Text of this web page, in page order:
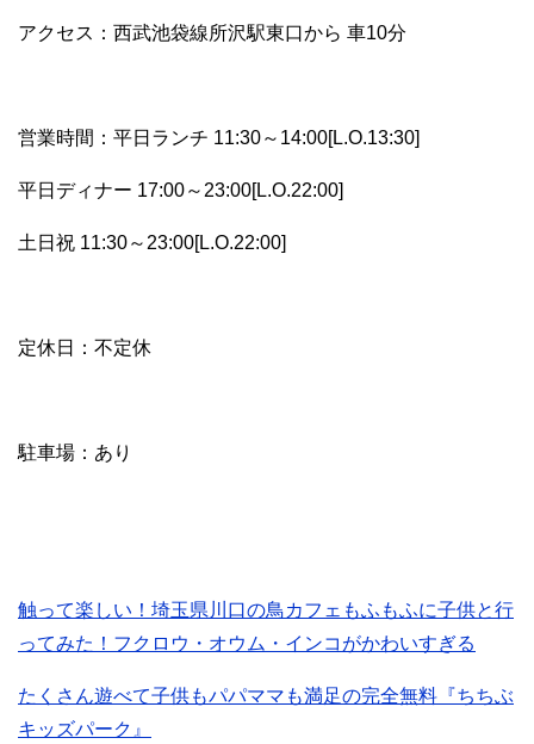
アクセス：西武池袋線所沢駅東口から 車10分
営業時間：平日ランチ 11:30～14:00[L.O.13:30]
平日ディナー 17:00～23:00[L.O.22:00]
土日祝 11:30～23:00[L.O.22:00]
定休日：不定休
駐車場：あり
触って楽しい！埼玉県川口の鳥カフェもふもふに子供と行
ってみた！フクロウ・オウム・インコがかわいすぎる
たくさん遊べて子供もパパママも満足の完全無料『ちちぶ
キッズパーク』